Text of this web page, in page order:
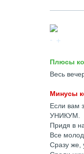
Плюсы
Весь
Минусы
Если вам
УНИКУМ.
Придя в
Все
Сразу же,